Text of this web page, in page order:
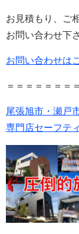
お見積もり、ご
お問い合わせ下
お問い合わせは
＝＝＝＝＝＝＝
尾張旭市・瀬戸
専門店セーフテ